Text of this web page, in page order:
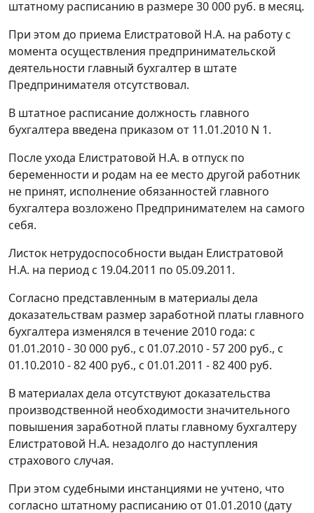
штатному расписанию в размере 30 000 руб. в месяц.
При этом до приема Елистратовой Н.А. на работу с
момента осуществления предпринимательской
деятельности главный бухгалтер в штате
Предпринимателя отсутствовал.
В штатное расписание должность главного
бухгалтера введена приказом от 11.01.2010 N 1.
После ухода Елистратовой Н.А. в отпуск по
беременности и родам на ее место другой работник
не принят, исполнение обязанностей главного
бухгалтера возложено Предпринимателем на самого
себя.
Листок нетрудоспособности выдан Елистратовой
Н.А. на период с 19.04.2011 по 05.09.2011.
Согласно представленным в материалы дела
доказательствам размер заработной платы главного
бухгалтера изменялся в течение 2010 года: с
01.01.2010 - 30 000 руб., с 01.07.2010 - 57 200 руб., с
01.10.2010 - 82 400 руб., с 01.01.2011 - 82 400 руб.
В материалах дела отсутствуют доказательства
производственной необходимости значительного
повышения заработной платы главному бухгалтеру
Елистратовой Н.А. незадолго до наступления
страхового случая.
При этом судебными инстанциями не учтено, что
согласно штатному расписанию от 01.01.2010 (дату